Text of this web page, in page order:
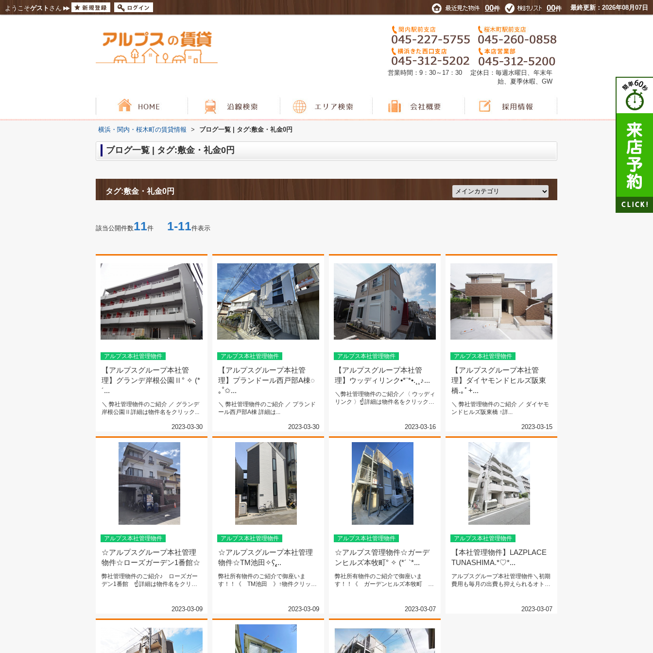
ようこそゲスト さん 00件 00件 最終更新：2026年08月07日
営業時間：9：30～17：30 定休日：毎週水曜日、年末年
始、夏季休暇、GW
横浜・関内・桜木町の賃貸情報 > ブログ一覧 | タグ:敷金・礼金0円
ブログ一覧 | タグ:敷金・礼金0円
タグ:敷金・礼金0円
該当公開件数11件 1-11件表示
アルプス本社管理物件
【アルプスグループ本社管
理】グランデ岸根公園Ⅱ° ✧ (*
´...
＼ 弊社管理物件のご紹介 ／ グランデ
岸根公園Ⅱ詳細は物件名をクリック...
2023-03-30
アルプス本社管理物件
【アルプスグループ本社管
理】プランドール西戸部A棟◌
｡˚✩...
＼ 弊社管理物件のご紹介 ／ プランド
ール西戸部A棟 詳細は...
2023-03-30
アルプス本社管理物件
【アルプスグループ本社管
理】ウッディリンク•*¨*•.¸¸♪...
＼弊社管理物件のご紹介／〈 ウッディ
リンク 〉☝詳細は物件名をクリック☝
2023-03-16
アルプス本社管理物件
【アルプスグループ本社管
理】ダイヤモンドヒルズ阪東
橋.｡ﾟ+...
＼ 弊社管理物件のご紹介 ／ ダイヤモ
ンドヒルズ阪東橋 ↑詳...
2023-03-15
アルプス本社管理物件
☆アルプスグループ本社管理
物件☆ローズガーデン1番館☆
弊社管理物件のご紹介♪ ローズガー
デン1番館 ☝詳細は物件名をクリッ
2023-03-09
アルプス本社管理物件
☆アルプスグループ本社管理
物件☆TM池田✧ʕ̢̣̣̣̣̩̩̩...
弊社所有物件のご紹介で御座いま
す！！《 TM池田 》↑物件クリック
2023-03-09
アルプス本社管理物件
☆アルプス管理物件☆ガーデ
ンヒルズ本牧町° ✧ (*´ `*...
弊社所有物件のご紹介で御座いま
す！！《 ガーデンヒルズ本牧町 》
2023-03-07
アルプス本社管理物件
【本社管理物件】LAZPLACE
TUNASHIMA.*♡*...
アルプスグループ本社管理物件＼初期
費用も毎月の出費も抑えられるオトク
2023-03-07